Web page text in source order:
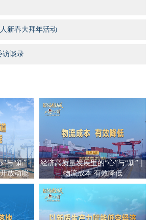
新春大拜年活动
访谈录
与“新”｜
放动能
经济高质量发展里的“心”与“新”｜
物流成本 有效降低